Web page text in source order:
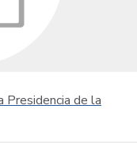
Presidencia de la